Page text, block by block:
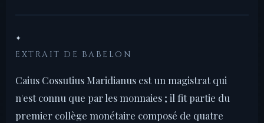
✦
EXTRAIT DE BABELON
Caius Cossutius Maridianus est un magistrat qui
n'est connu que par les monnaies ; il fit partie du
premier collège monétaire composé de quatre